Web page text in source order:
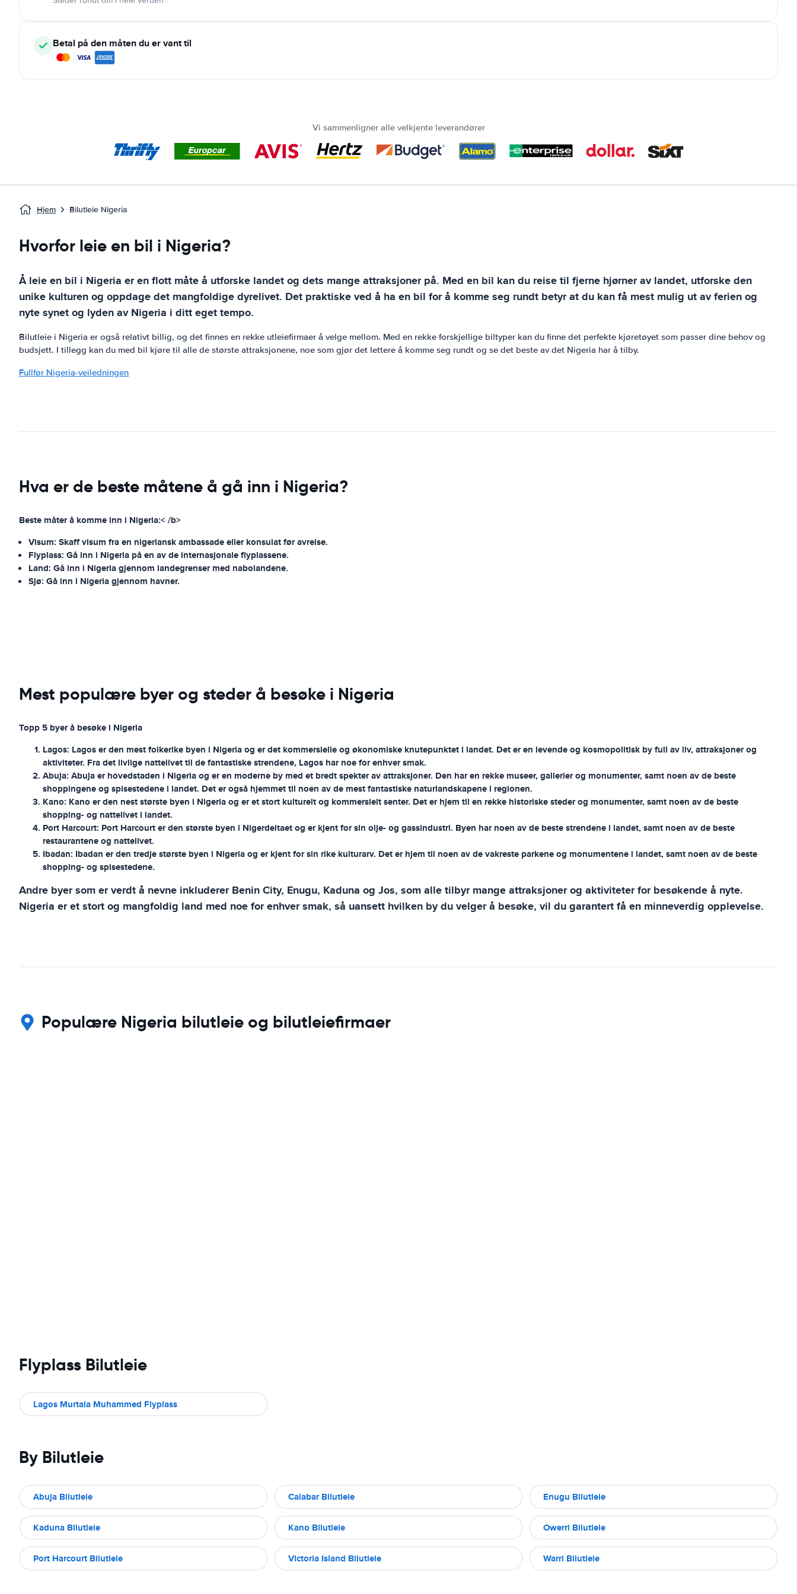
Betal på den måten du er vant til
Vi sammenligner alle velkjente leverandører
Hjem Bilutleie Nigeria
Hvorfor leie en bil i Nigeria?
Å leie en bil i Nigeria er en flott måte å utforske landet og dets mange attraksjoner på. Med en bil kan du reise til fjerne hjørner av landet, utforske den
unike kulturen og oppdage det mangfoldige dyrelivet. Det praktiske ved å ha en bil for å komme seg rundt betyr at du kan få mest mulig ut av ferien og
nyte synet og lyden av Nigeria i ditt eget tempo.
Bilutleie i Nigeria er også relativt billig, og det finnes en rekke utleiefirmaer å velge mellom. Med en rekke forskjellige biltyper kan du finne det perfekte kjøretøyet som passer dine behov og
budsjett. I tillegg kan du med bil kjøre til alle de største attraksjonene, noe som gjør det lettere å komme seg rundt og se det beste av det Nigeria har å tilby.
Fullfør Nigeria-veiledningen
Hva er de beste måtene å gå inn i Nigeria?
Beste måter å komme inn i Nigeria:< /b>
Visum: Skaff visum fra en nigeriansk ambassade eller konsulat før avreise.
Flyplass: Gå inn i Nigeria på en av de internasjonale flyplassene.
Land: Gå inn i Nigeria gjennom landegrenser med nabolandene.
Sjø: Gå inn i Nigeria gjennom havner.
Mest populære byer og steder å besøke i Nigeria
Topp 5 byer å besøke i Nigeria
Lagos: Lagos er den mest folkerike byen i Nigeria og er det kommersielle og økonomiske knutepunktet i landet. Det er en levende og kosmopolitisk by full av liv, attraksjoner og
aktiviteter. Fra det livlige nattelivet til de fantastiske strendene, Lagos har noe for enhver smak.
Abuja: Abuja er hovedstaden i Nigeria og er en moderne by med et bredt spekter av attraksjoner. Den har en rekke museer, gallerier og monumenter, samt noen av de beste
shoppingene og spisestedene i landet. Det er også hjemmet til noen av de mest fantastiske naturlandskapene i regionen.
Kano: Kano er den nest største byen i Nigeria og er et stort kulturelt og kommersielt senter. Det er hjem til en rekke historiske steder og monumenter, samt noen av de beste
shopping- og nattelivet i landet.
Port Harcourt: Port Harcourt er den største byen i Nigerdeltaet og er kjent for sin olje- og gassindustri. Byen har noen av de beste strendene i landet, samt noen av de beste
restaurantene og nattelivet.
Ibadan: Ibadan er den tredje største byen i Nigeria og er kjent for sin rike kulturarv. Det er hjem til noen av de vakreste parkene og monumentene i landet, samt noen av de beste
shopping- og spisestedene.
Andre byer som er verdt å nevne inkluderer Benin City, Enugu, Kaduna og Jos, som alle tilbyr mange attraksjoner og aktiviteter for besøkende å nyte.
Nigeria er et stort og mangfoldig land med noe for enhver smak, så uansett hvilken by du velger å besøke, vil du garantert få en minneverdig opplevelse.
Populære Nigeria bilutleie og bilutleiefirmaer
Flyplass Bilutleie
Lagos Murtala Muhammed Flyplass
By Bilutleie
Abuja Bilutleie Calabar Bilutleie Enugu Bilutleie
Kaduna Bilutleie Kano Bilutleie Owerri Bilutleie
Port Harcourt Bilutleie Victoria Island Bilutleie Warri Bilutleie